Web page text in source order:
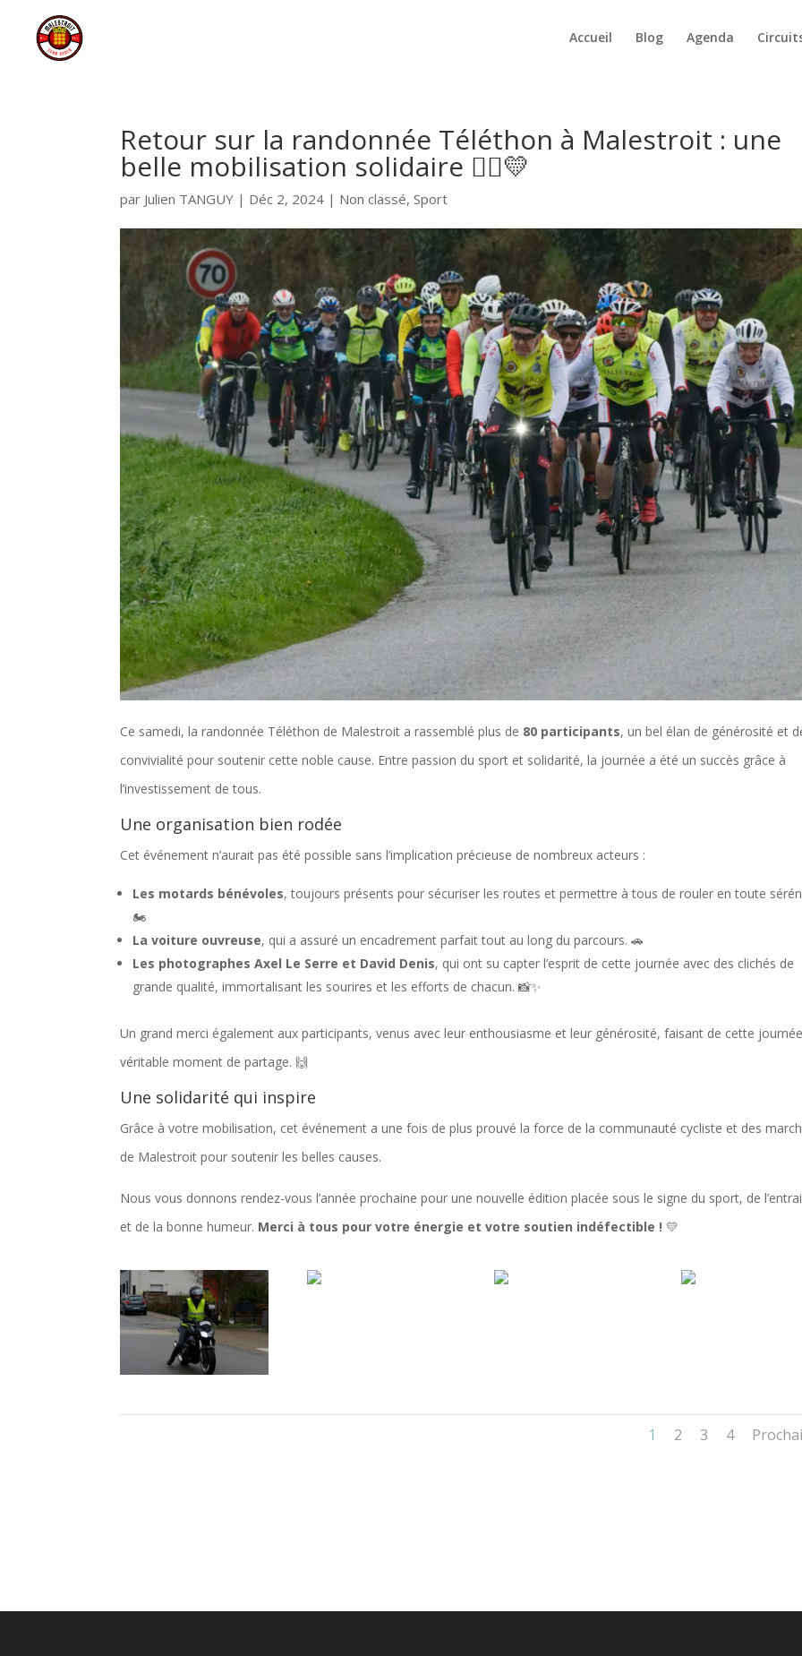
Accueil Blog Agenda
Retour sur la randonnée Téléthon à Malestroit : une
belle mobilisation solidaire 🚴‍♂️💛
par Julien TANGUY | Déc 2, 2024 | Non classé,Sport
Ce samedi, la randonnée Téléthon de Malestroit a rassemblé plus de 80 participants, un bel élan de générosité et
convivialité pour soutenir cette noble cause. Entre passion du sport et solidarité, la journée a été un succès grâce à
l’investissement de tous.
Une organisation bien rodée
Cet événement n’aurait pas été possible sans l’implication précieuse de nombreux acteurs :
Les motards bénévoles, toujours présents pour sécuriser les routes et permettre à tous de rouler en toute
🏍️
La voiture ouvreuse, qui a assuré un encadrement parfait tout au long du parcours. 🚗
Les photographes Axel Le Serre et David Denis, qui ont su capter l’esprit de cette journée avec des clichés de
grande qualité, immortalisant les sourires et les efforts de chacun. 📸✨
Un grand merci également aux participants, venus avec leur enthousiasme et leur générosité, faisant de cette
véritable moment de partage. 🙌
Une solidarité qui inspire
Grâce à votre mobilisation, cet événement a une fois de plus prouvé la force de la communauté cycliste et des
de Malestroit pour soutenir les belles causes.
Nous vous donnons rendez-vous l’année prochaine pour une nouvelle édition placée sous le signe du sport, de
et de la bonne humeur. Merci à tous pour votre énergie et votre soutien indéfectible ! 💛
1 2 3 4